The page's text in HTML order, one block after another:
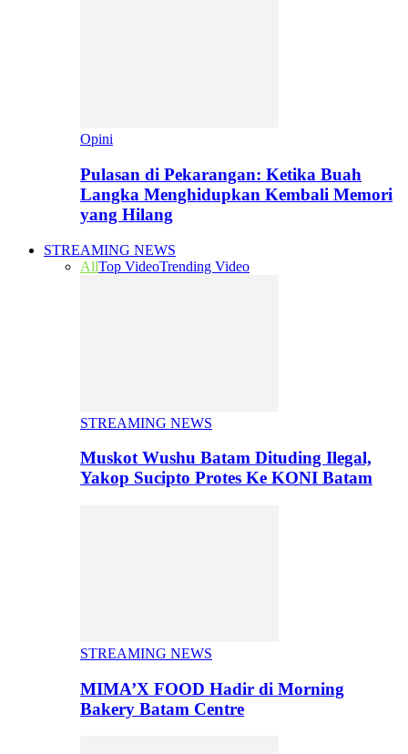
Opini
Pulasan di Pekarangan: Ketika Buah
Langka Menghidupkan Kembali Memori
yang Hilang
STREAMING NEWS
AllTop VideoTrending Video
STREAMING NEWS
Muskot Wushu Batam Dituding Ilegal,
Yakop Sucipto Protes Ke KONI Batam
STREAMING NEWS
MIMA’X FOOD Hadir di Morning
Bakery Batam Centre